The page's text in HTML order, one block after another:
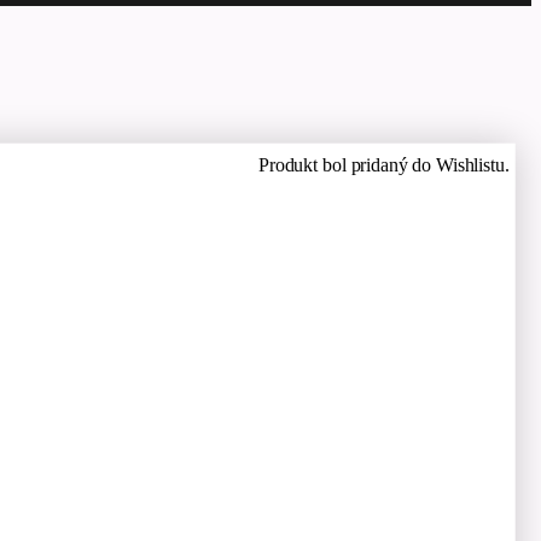
Produkt bol pridaný do Wishlistu.